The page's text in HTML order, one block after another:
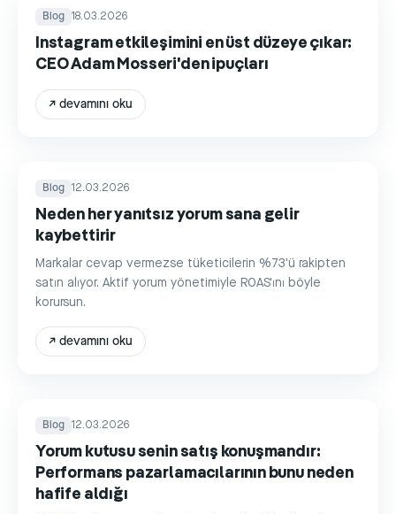
Blog 18.03.2026
Instagram etkileşimini en üst düzeye çıkar:
CEO Adam Mosseri'den ipuçları
↗ devamını oku
Blog 12.03.2026
Neden her yanıtsız yorum sana gelir
kaybettirir
Markalar cevap vermezse tüketicilerin %73'ü rakipten
satın alıyor. Aktif yorum yönetimiyle ROAS'ını böyle
korursun.
↗ devamını oku
Blog 12.03.2026
Yorum kutusu senin satış konuşmandır:
Performans pazarlamacılarının bunu neden
hafife aldığı